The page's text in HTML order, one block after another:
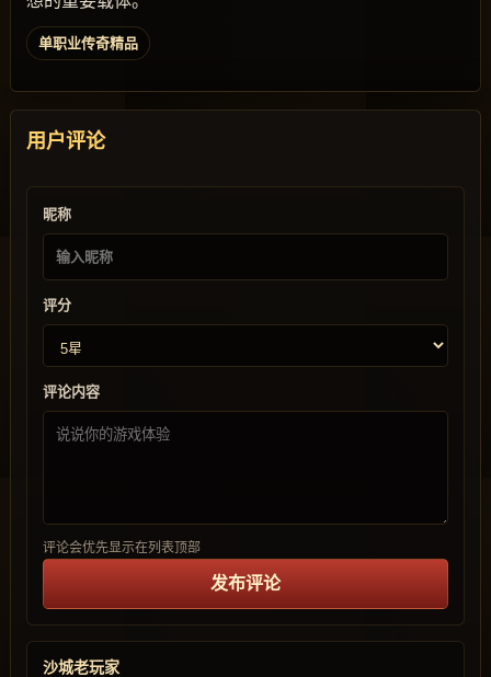
单职业传奇精品
用户评论
昵称
评分
评论内容
评论会优先显示在列表顶部
发布评论
沙城老玩家